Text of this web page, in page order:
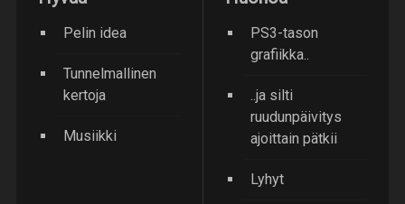
Pelin idea
Tunnelmallinen
kertoja
Musiikki
PS3-tason
grafiikka..
..ja silti
ruudunpäivitys
ajoittain pätkii
Lyhyt